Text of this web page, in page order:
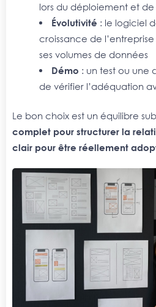
lors du déploiement et de
Évolutivité : le logiciel
croissance de
ses volumes de données
Démo : un test ou une
de vérifier l’adéquation
Le bon choix est un équilibre
complet pour structurer la
clair pour être réellement